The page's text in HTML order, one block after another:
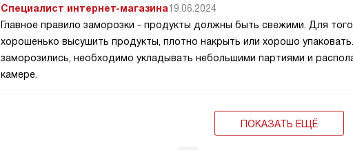
Специалист интернет-магазина19.06.2024
Главное правило заморозки - продукты должны быть свежими. Для
хорошенько высушить продукты, плотно накрыть или хорошо
заморозились, необходимо укладывать небольшими партиями и
камере.
ПОКАЗАТЬ ЕЩЁ